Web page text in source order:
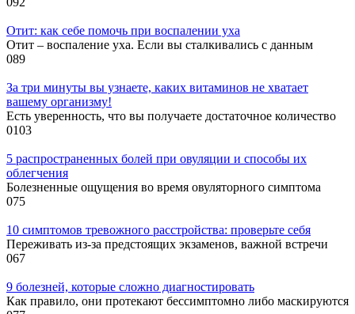
Отит: как себе помочь при воспалении уха
Отит – воспаление уха. Если вы сталкивались с данным
089
За три минуты вы узнаете, каких витаминов не хватает
вашему организму!
Есть уверенность, что вы получаете достаточное количество
0103
5 распространенных болей при овуляции и способы их
облегчения
Болезненные ощущения во время овуляторного симптома
075
10 симптомов тревожного расстройства: проверьте себя
Переживать из-за предстоящих экзаменов, важной встречи
067
9 болезней, которые сложно диагностировать
Как правило, они протекают бессимптомно либо маскируются